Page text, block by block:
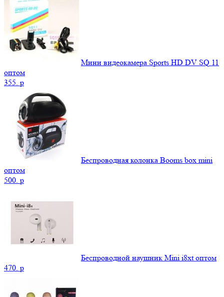
Мини видеокамера Sports HD DV SQ 11
оптом
355. p
Беспроводная колонка Booms box mini
оптом
500. p
Беспроводной наушник Mini i8xt оптом
470. p